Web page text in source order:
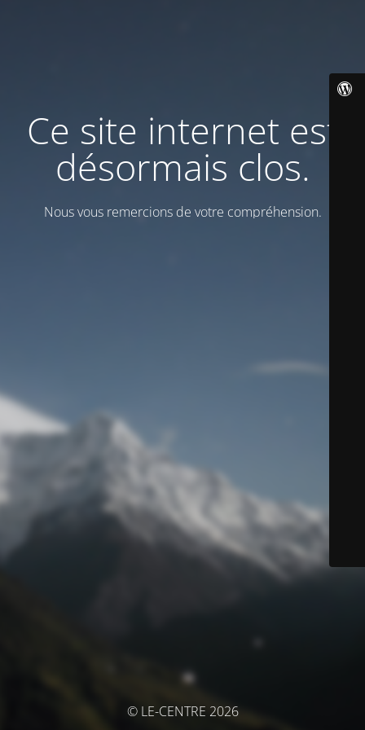
Ce site internet est
désormais clos.
Nous vous remercions de votre compréhension.
© LE-CENTRE 2026